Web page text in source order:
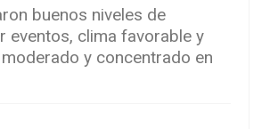
buenos niveles de
eventos, clima favorable y
y concentrado en